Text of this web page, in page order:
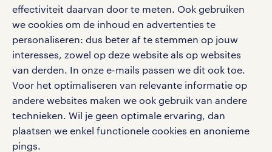
effectiviteit daarvan door te meten. Ook gebruiken
we cookies om de inhoud en advertenties te
personaliseren: dus beter af te stemmen op jouw
interesses, zowel op deze website als op websites
van derden. In onze e-mails passen we dit ook toe.
Voor het optimaliseren van relevante informatie op
andere websites maken we ook gebruik van andere
technieken. Wil je geen optimale ervaring, dan
plaatsen we enkel functionele cookies en anonieme
pings.
social media
Volg ons voor de leukste content omtrent
vacatures, solliciteren en inspiratie.